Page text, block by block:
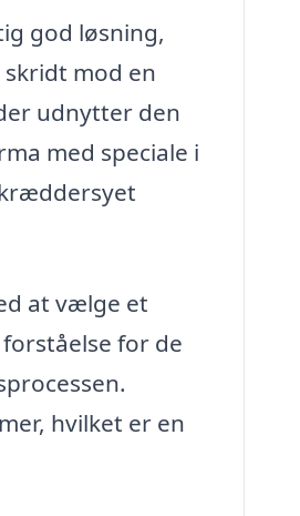
god løsning,
mod en
udnytter den
med speciale i
at vælge et
for de
hvilket er en